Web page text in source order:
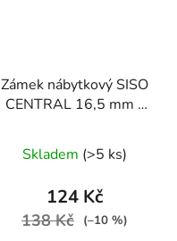
Zámek nábytkový SISO
CENTRAL 16,5 mm -
Skladem (>5 ks)
124 Kč
138 Kč (–10 %)